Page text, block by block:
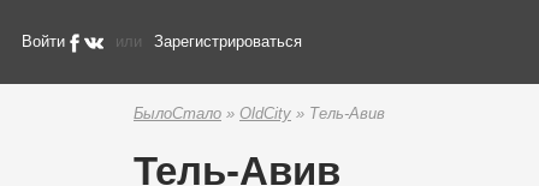
Войти или Зарегистрироваться
БылоСтало » OldCity » Тель-Авив
Тель-Авив